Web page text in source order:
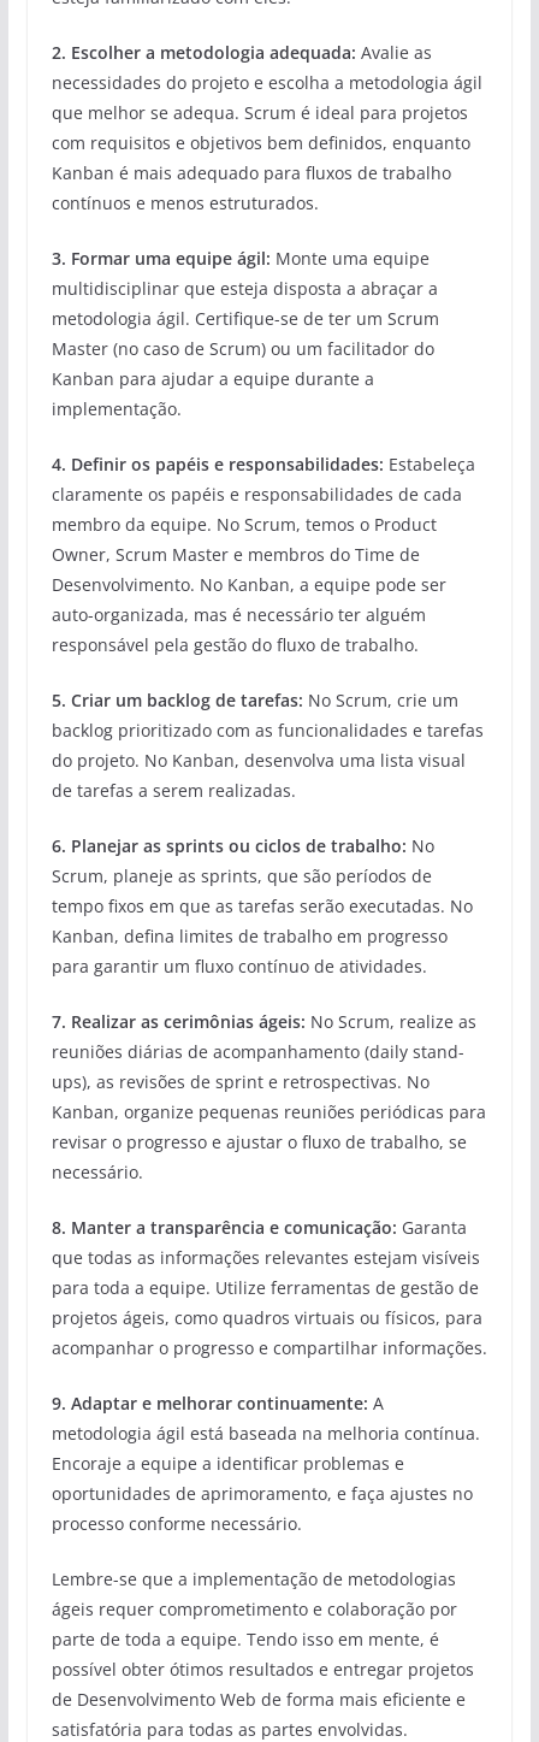
2. Escolher a metodologia adequada: Avalie as
necessidades do projeto e escolha a metodologia ágil
que melhor se adequa. Scrum é ideal para projetos
com requisitos e objetivos bem definidos, enquanto
Kanban é mais adequado para fluxos de trabalho
contínuos e menos estruturados.
3. Formar uma equipe ágil: Monte uma equipe
multidisciplinar que esteja disposta a abraçar a
metodologia ágil. Certifique-se de ter um Scrum
Master (no caso de Scrum) ou um facilitador do
Kanban para ajudar a equipe durante a
implementação.
4. Definir os papéis e responsabilidades: Estabeleça
claramente os papéis e responsabilidades de cada
membro da equipe. No Scrum, temos o Product
Owner, Scrum Master e membros do Time de
Desenvolvimento. No Kanban, a equipe pode ser
auto-organizada, mas é necessário ter alguém
responsável pela gestão do fluxo de trabalho.
5. Criar um backlog de tarefas: No Scrum, crie um
backlog prioritizado com as funcionalidades e tarefas
do projeto. No Kanban, desenvolva uma lista visual
de tarefas a serem realizadas.
6. Planejar as sprints ou ciclos de trabalho: No
Scrum, planeje as sprints, que são períodos de
tempo fixos em que as tarefas serão executadas. No
Kanban, defina limites de trabalho em progresso
para garantir um fluxo contínuo de atividades.
7. Realizar as cerimônias ágeis: No Scrum, realize as
reuniões diárias de acompanhamento (daily stand-
ups), as revisões de sprint e retrospectivas. No
Kanban, organize pequenas reuniões periódicas para
revisar o progresso e ajustar o fluxo de trabalho, se
necessário.
8. Manter a transparência e comunicação: Garanta
que todas as informações relevantes estejam visíveis
para toda a equipe. Utilize ferramentas de gestão de
projetos ágeis, como quadros virtuais ou físicos, para
acompanhar o progresso e compartilhar informações.
9. Adaptar e melhorar continuamente: A
metodologia ágil está baseada na melhoria contínua.
Encoraje a equipe a identificar problemas e
oportunidades de aprimoramento, e faça ajustes no
processo conforme necessário.
Lembre-se que a implementação de metodologias
ágeis requer comprometimento e colaboração por
parte de toda a equipe. Tendo isso em mente, é
possível obter ótimos resultados e entregar projetos
de Desenvolvimento Web de forma mais eficiente e
satisfatória para todas as partes envolvidas.